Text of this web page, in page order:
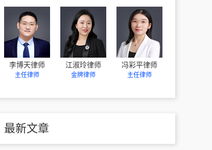
李博天律师
主任律师
江淑玲律师
金牌律师
冯彩平律师
主任律师
最新文章